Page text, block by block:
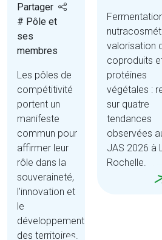
Partager
# Pôle et
ses
membres
Les pôles de
compétitivité
portent un
manifeste
commun pour
affirmer leur
rôle dans la
souveraineté,
l’innovation et
le
développement
des territoires.
valorisation
coproduits
protéines
végétales :
sur quatre
tendances
observées
JAS 2026 à
Rochelle.